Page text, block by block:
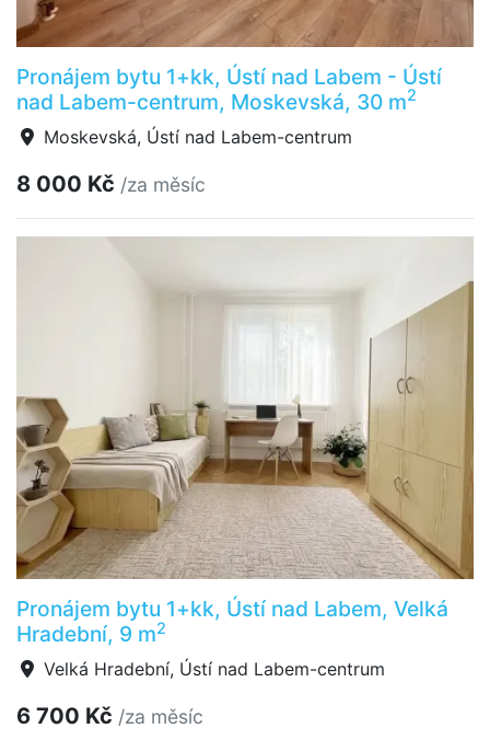
Pronájem bytu 1+kk, Ústí nad Labem - Ústí
nad Labem-centrum, Moskevská, 30 m2
Moskevská, Ústí nad Labem-centrum
8 000 Kč /za měsíc
Pronájem bytu 1+kk, Ústí nad Labem, Velká
Hradební, 9 m2
Velká Hradební, Ústí nad Labem-centrum
6 700 Kč /za měsíc